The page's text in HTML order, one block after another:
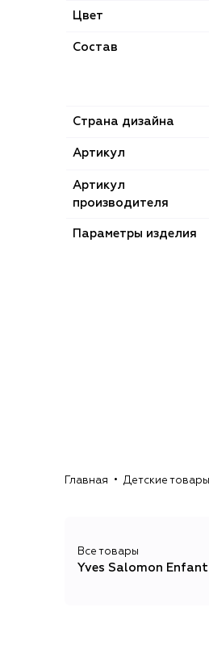
Цвет
Состав
Страна дизайна
Артикул
Артикул
производителя
Параметры изделия
Главная Детские товары
Все товары
Yves Salomon Enfant